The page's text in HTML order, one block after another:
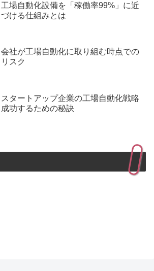
工場自動化設備を「稼働率99%」に近
づける仕組みとは
会社が工場自動化に取り組む時点での
リスク
スタートアップ企業の工場自動化戦略
成功するための秘訣